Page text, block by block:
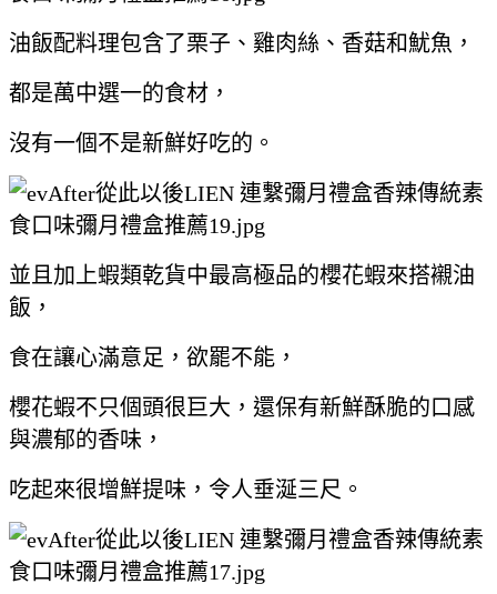
油飯配料理包含了栗子、雞肉絲、香菇和魷魚，
都是萬中選一的食材，
沒有一個不是新鮮好吃的。
並且加上蝦類乾貨中最高極品的櫻花蝦來搭襯油
飯，
食在讓心滿意足，欲罷不能，
櫻花蝦不只個頭很巨大，還保有新鮮酥脆的口感
與濃郁的香味，
吃起來很增鮮提味，令人垂涎三尺。